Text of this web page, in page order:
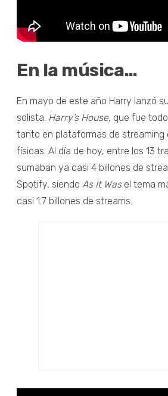
En la música…
En mayo de este año Harry lanzó
solista: Harry’s House, que fue
tanto en plataformas de streaming
físicas. Al día de hoy, entre los 13
sumaban ya casi 4 billones de
Spotify, siendo As It Wasel tema
casi 1.7 billones de streams.